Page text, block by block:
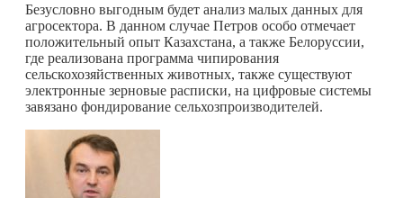
Безусловно выгодным будет анализ малых данных для
агросектора. В данном случае Петров особо отмечает
положительный опыт Казахстана, а также Белоруссии,
где реализована программа чипирования
сельскохозяйственных животных, также существуют
электронные зерновые расписки, на цифровые системы
завязано фондирование сельхозпроизводителей.